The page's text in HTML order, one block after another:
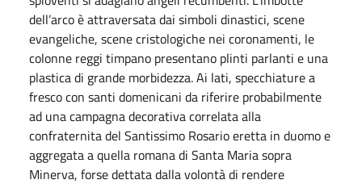
dell’arco è attraversata dai simboli dinastici, scene
evangeliche, scene cristologiche nei coronamenti, le
colonne reggi timpano presentano plinti parlanti e una
plastica di grande morbidezza. Ai lati, specchiature a
fresco con santi domenicani da riferire probabilmente
ad una campagna decorativa correlata alla
confraternita del Santissimo Rosario eretta in duomo e
aggregata a quella romana di Santa Maria sopra
Minerva, forse dettata dalla volontà di rendere